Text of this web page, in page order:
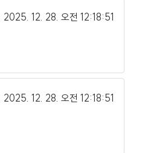
2025. 12. 28. 오전 12:18:51
2025. 12. 28. 오전 12:18:51